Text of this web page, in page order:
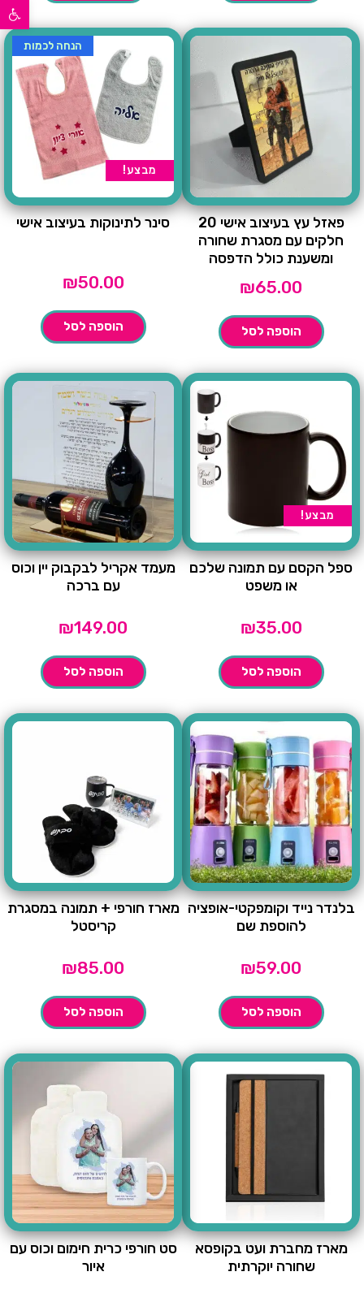
פתח סרגל נגישות
פאזל עץ בעיצוב אישי 20
חלקים עם מסגרת שחורה
ומשענת כולל הדפסה
₪65.00
הוספה לסל
מבצע!
הנחה לכמות
סינר לתינוקות בעיצוב אישי
₪50.00
הוספה לסל
מבצע!
ספל הקסם עם תמונה שלכם
או משפט
₪35.00
הוספה לסל
מעמד אקריל לבקבוק יין וכוס
עם ברכה
₪149.00
הוספה לסל
בלנדר נייד וקומפקטי-אופציה
להוספת שם
₪59.00
הוספה לסל
מארז חורפי + תמונה במסגרת
קריסטל
₪85.00
הוספה לסל
מארז מחברת ועט בקופסא
שחורה יוקרתית
סט חורפי כרית חימום וכוס עם
איור